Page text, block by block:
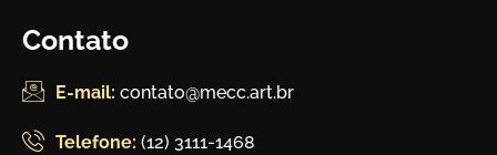
Contato
E-mail: contato@mecc.art.br
Telefone: (12) 3111-1468